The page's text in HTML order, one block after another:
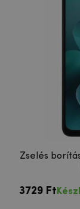
Zselés
3729 Ft